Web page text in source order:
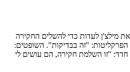
מילצ'ן לעדות כדי להשלים החקירה
הפרקליטות: "זה בבדיקות". השופטים:
"זו השלמת חקירה, הם עושים לי